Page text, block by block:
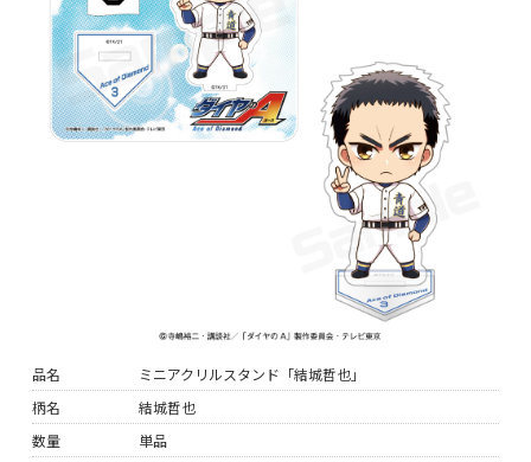
品名
ミニアクリルスタンド「結城哲也」
柄名
結城哲也
数量
単品